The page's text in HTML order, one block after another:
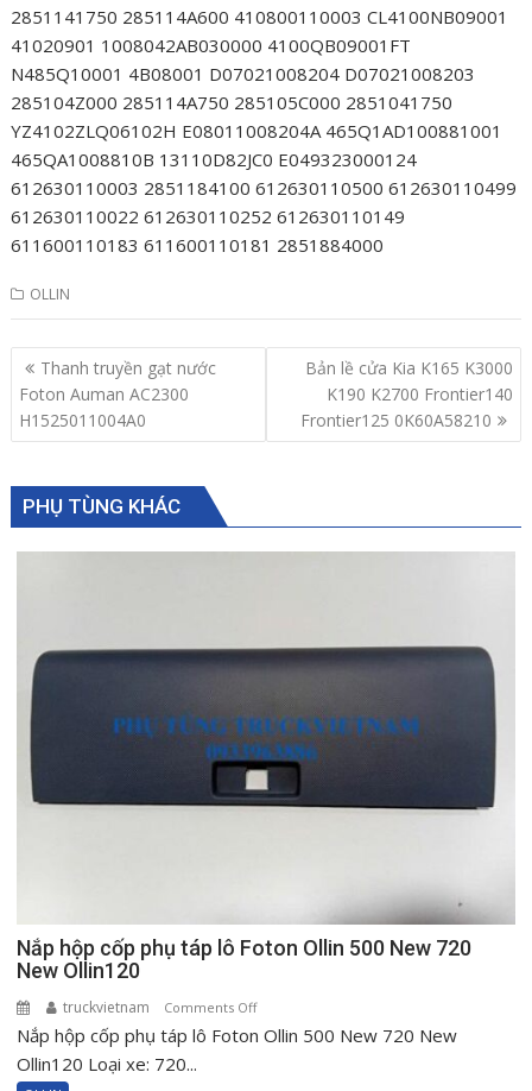
2851141750 285114A600 410800110003 CL4100NB09001
41020901 1008042AB030000 4100QB09001FT
N485Q10001 4B08001 D07021008204 D07021008203
285104Z000 285114A750 285105C000 2851041750
YZ4102ZLQ06102H E08011008204A 465Q1AD100881001
465QA1008810B 13110D82JC0 E049323000124
612630110003 2851184100 612630110500 612630110499
612630110022 612630110252 612630110149
611600110183 611600110181 2851884000
OLLIN
Post
navigation
Thanh truyền gạt nước
Foton Auman AC2300
H1525011004A0
Bản lề cửa Kia K165 K3000
K190 K2700 Frontier140
Frontier125 0K60A58210
PHỤ TÙNG KHÁC
Nắp hộp cốp phụ táp lô Foton Ollin 500 New 720
New Ollin120
truckvietnam Comments Offon
Nắp
Nắp hộp cốp phụ táp lô Foton Ollin 500 New 720 New
Ollin120 Loại xe: 720...